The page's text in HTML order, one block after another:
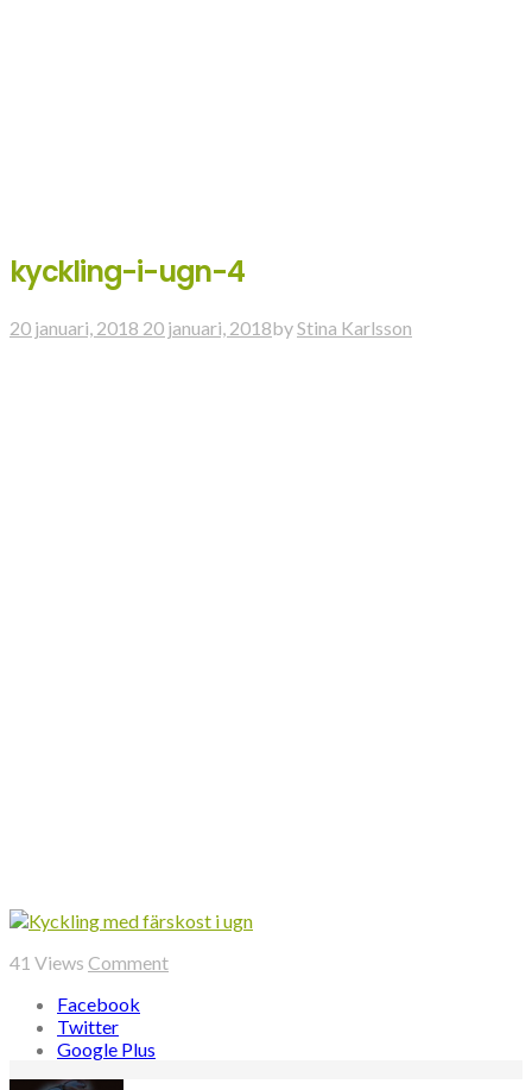
kyckling-i-ugn-4
20 januari, 2018 20 januari, 2018byStina Karlsson
41 Views Comment
Facebook
Twitter
Google Plus